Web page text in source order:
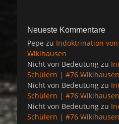
Neueste Kommentare
Pepe zu Indoktrination
Wikihausen
Nicht von Bedeutung zu
Schülern | #76 Wikihausen
Nicht von Bedeutung zu
Schülern | #76 Wikihausen
Nicht von Bedeutung zu
Schülern | #76 Wikihausen